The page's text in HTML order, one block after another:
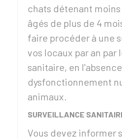
chats détenant moins
âgés de plus de 4
faire procéder à une
vos locaux par an par
sanitaire, en
dysfonctionnement
animaux.
SURVEILLANCE
Vous devez informer